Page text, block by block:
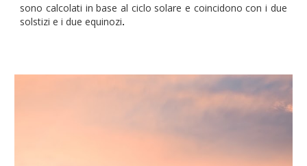
sono calcolati in base al ciclo solare e coincidono con i due
solstizi e i due equinozi.